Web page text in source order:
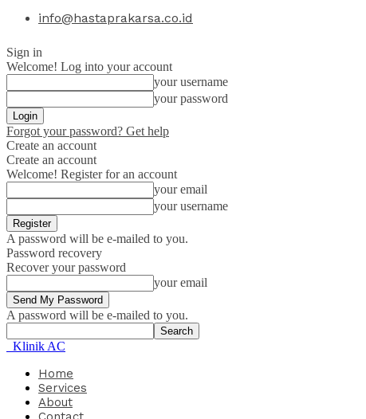
info@hastaprakarsa.co.id
Sign in
Welcome! Log into your account
your username
your password
Forgot your password? Get help
Create an account
Create an account
Welcome! Register for an account
your email
your username
A password will be e-mailed to you.
Password recovery
Recover your password
your email
A password will be e-mailed to you.
Klinik AC
Home
Services
About